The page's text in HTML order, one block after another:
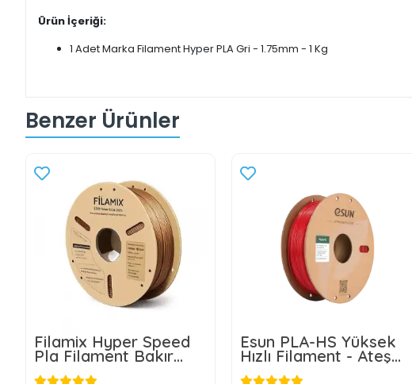
Ürün İçeriği:
1 Adet Marka Filament Hyper PLA Gri - 1.75mm - 1 Kg
Benzer Ürünler
Filamix Hyper Speed
Pla Filament Bakır
1.75mm 1kg
Esun PLA-HS Yüksek
Hızlı Filament - Ateş
Kırmızısı